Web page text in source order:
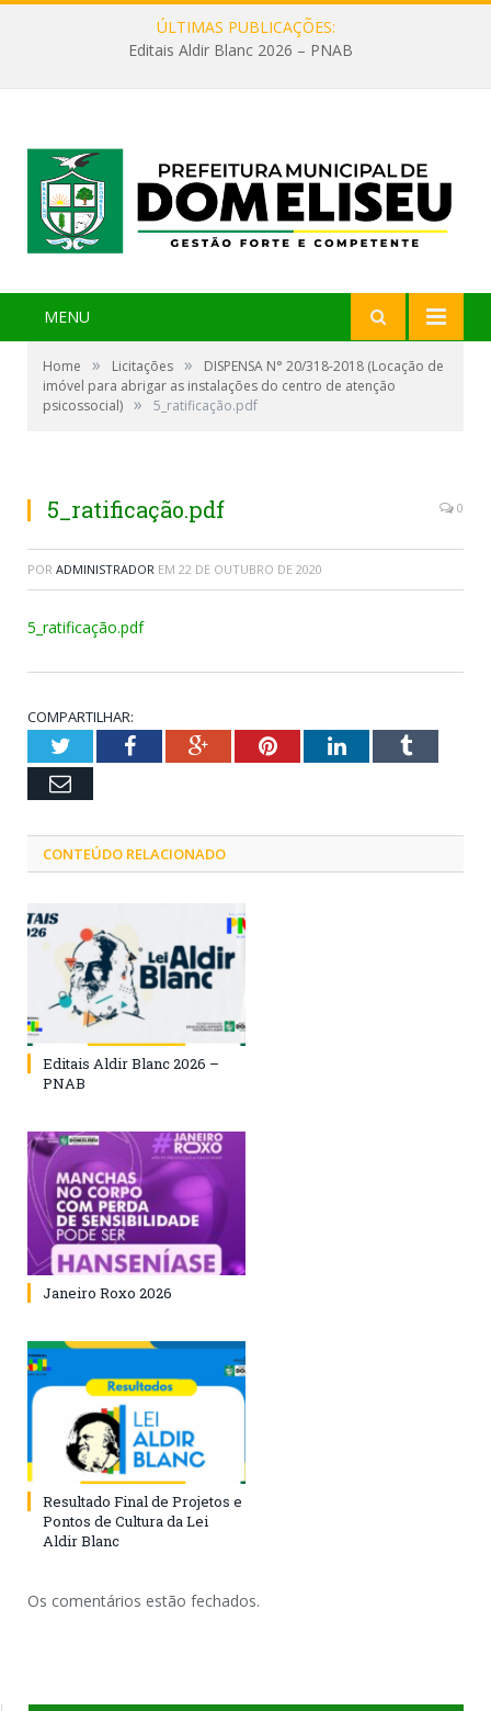
ÚLTIMAS PUBLICAÇÕES:
Editais Aldir Blanc 2026 – PNAB
MENU
Home » Licitações »
DISPENSA N° 20/318-2018 (Locação de
imóvel para abrigar as instalações do centro de atenção
psicossocial) » 5_ratificação.pdf
5_ratificação.pdf 0
POR ADMINISTRADOR EM 22 DE OUTUBRO DE 2020
5_ratificação.pdf
COMPARTILHAR:
TwitterFacebookGoogle+PinterestLinkedInTumblr
Email
CONTEÚDO RELACIONADO
Editais Aldir Blanc 2026 –
PNAB
Janeiro Roxo 2026
Resultado Final de Projetos e
Pontos de Cultura da Lei
Aldir Blanc
Os comentários estão fechados.